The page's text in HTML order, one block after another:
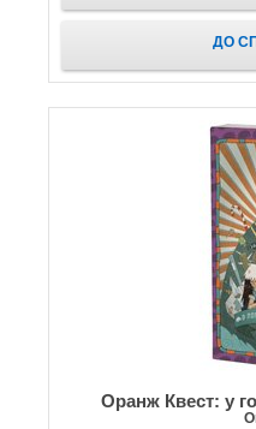
ДО
Оранж Квест: у